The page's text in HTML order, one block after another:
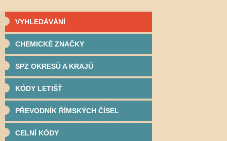
VYHLEDÁVÁNÍ
CHEMICKÉ ZNAČKY
SPZ OKRESŮ A KRAJŮ
KÓDY LETIŠŤ
PŘEVODNÍK ŘÍMSKÝCH ČÍSEL
CELNÍ KÓDY